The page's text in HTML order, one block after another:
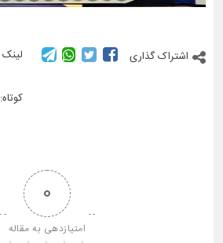
اشتراک گذاری لینک
کوتاه:
0
امتیازدهی به مقاله